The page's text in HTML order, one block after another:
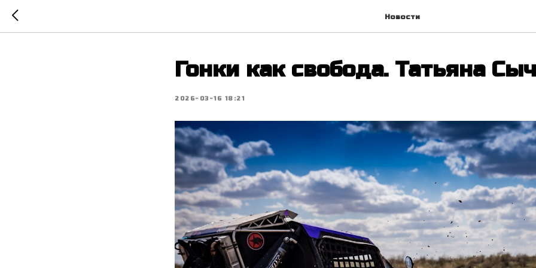
Новости
Гонки как свобода. Татьяна
2026-03-16 18:21